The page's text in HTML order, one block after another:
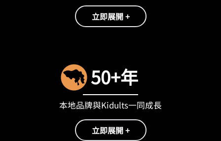
立即展開 +
50+年
本地品牌與Kidults一同成長
立即展開 +